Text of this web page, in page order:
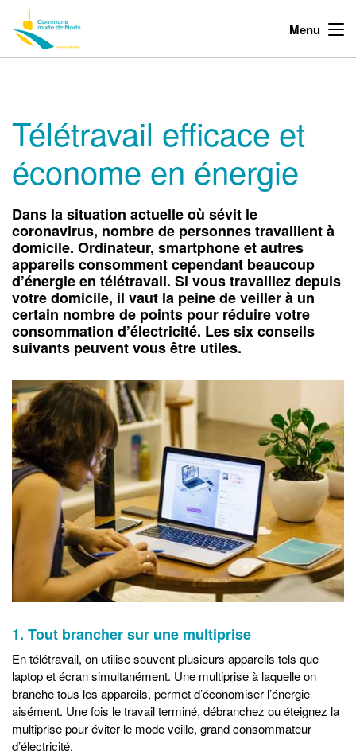
Menu
Télétravail efficace et
économe en énergie
Dans la situation actuelle où sévit le
coronavirus, nombre de personnes travaillent à
domicile. Ordinateur, smartphone et autres
appareils consomment cependant beaucoup
d’énergie en télétravail. Si vous travaillez depuis
votre domicile, il vaut la peine de veiller à un
certain nombre de points pour réduire votre
consommation d’électricité. Les six conseils
suivants peuvent vous être utiles.
1. Tout brancher sur une multiprise
En télétravail, on utilise souvent plusieurs appareils tels que
laptop et écran simultanément. Une multiprise à laquelle on
branche tous les appareils, permet d’économiser l’énergie
aisément. Une fois le travail terminé, débranchez ou éteignez la
multiprise pour éviter le mode veille, grand consommateur
d’électricité.